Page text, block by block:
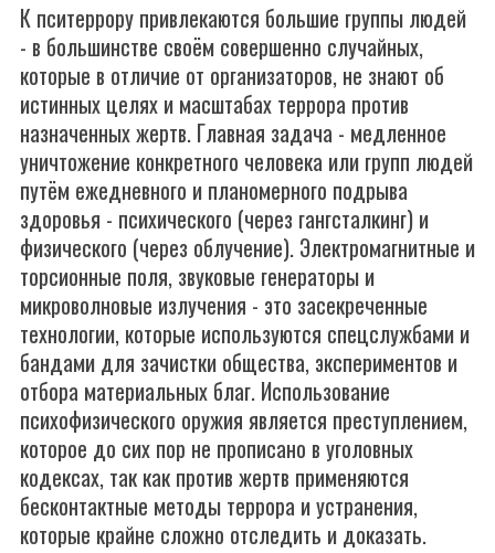
К пситеррору привлекаются большие группы людей
- в большинстве своём совершенно случайных,
которые в отличие от организаторов, не знают об
истинных целях и масштабах террора против
назначенных жертв. Главная задача - медленное
уничтожение конкретного человека или групп людей
путём ежедневного и планомерного подрыва
здоровья - психического (через гангсталкинг) и
физического (через облучение). Электромагнитныe и
торсионные поля, звуковые генераторы и
микроволновые излучения - это засекреченные
технологии, которые используются спецслужбами и
бандами для зачистки общества, экспериментов и
отбора материальных благ. Использование
психофизического оружия является преступлением,
которое до сих пор не прописано в уголовных
кодексах, так как против жертв применяются
бесконтактные методы террора и устранения,
которые крайне сложно отследить и доказать.